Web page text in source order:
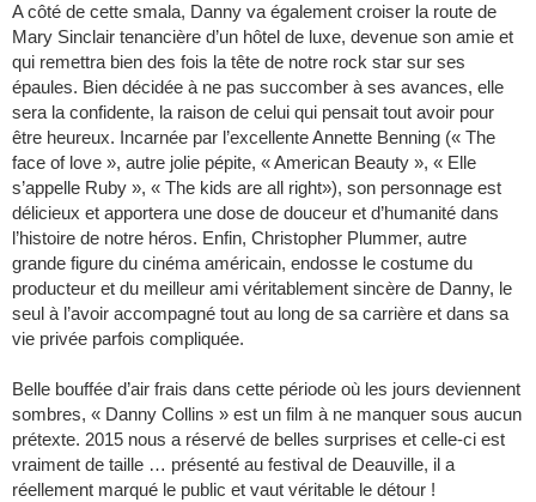
A côté de cette smala, Danny va également croiser la route de
Mary Sinclair tenancière d’un hôtel de luxe, devenue son amie et
qui remettra bien des fois la tête de notre rock star sur ses
épaules. Bien décidée à ne pas succomber à ses avances, elle
sera la confidente, la raison de celui qui pensait tout avoir pour
être heureux. Incarnée par l’excellente Annette Benning (« The
face of love », autre jolie pépite, « American Beauty », « Elle
s’appelle Ruby », « The kids are all right»), son personnage est
délicieux et apportera une dose de douceur et d’humanité dans
l’histoire de notre héros. Enfin, Christopher Plummer, autre
grande figure du cinéma américain, endosse le costume du
producteur et du meilleur ami véritablement sincère de Danny, le
seul à l’avoir accompagné tout au long de sa carrière et dans sa
vie privée parfois compliquée.
Belle bouffée d’air frais dans cette période où les jours deviennent
sombres, « Danny Collins » est un film à ne manquer sous aucun
prétexte. 2015 nous a réservé de belles surprises et celle-ci est
vraiment de taille … présenté au festival de Deauville, il a
réellement marqué le public et vaut véritable le détour !